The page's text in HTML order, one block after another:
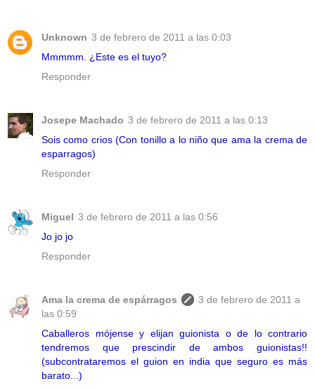
Unknown 3 de febrero de 2011 a las 0:03
Mmmmm. ¿Este es el tuyo?
Responder
Josepe Machado 3 de febrero de 2011 a las 0:13
Sois como crios (Con tonillo a lo niño que ama la crema de
esparragos)
Responder
Miguel 3 de febrero de 2011 a las 0:56
Jo jo jo
Responder
Ama la crema de espárragos
3 de febrero de 2011 a
las 0:59
Caballeros mójense y elijan guionista o de lo contrario
tendremos que prescindir de ambos guionistas!!
(subcontrataremos el guion en india que seguro es más
barato...)